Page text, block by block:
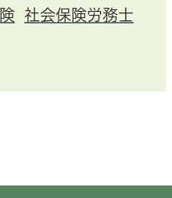
社会保険労務士